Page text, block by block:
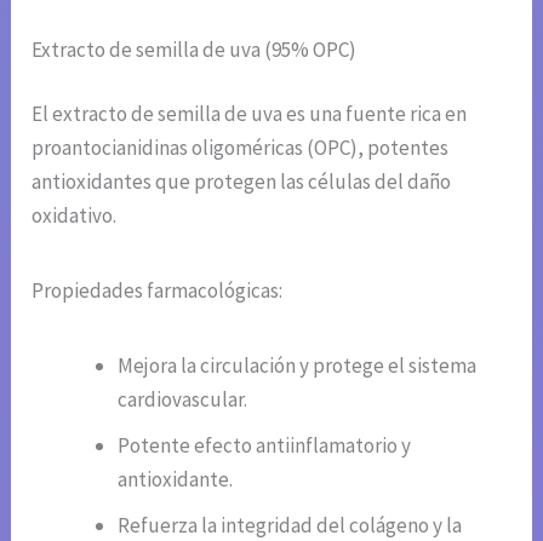
Extracto de semilla de uva (95% OPC)
El extracto de semilla de uva es una fuente rica en
proantocianidinas oligoméricas (OPC), potentes
antioxidantes que protegen las células del daño
oxidativo.
Propiedades farmacológicas:
Mejora la circulación y protege el sistema
cardiovascular.
Potente efecto antiinflamatorio y
antioxidante.
Refuerza la integridad del colágeno y la